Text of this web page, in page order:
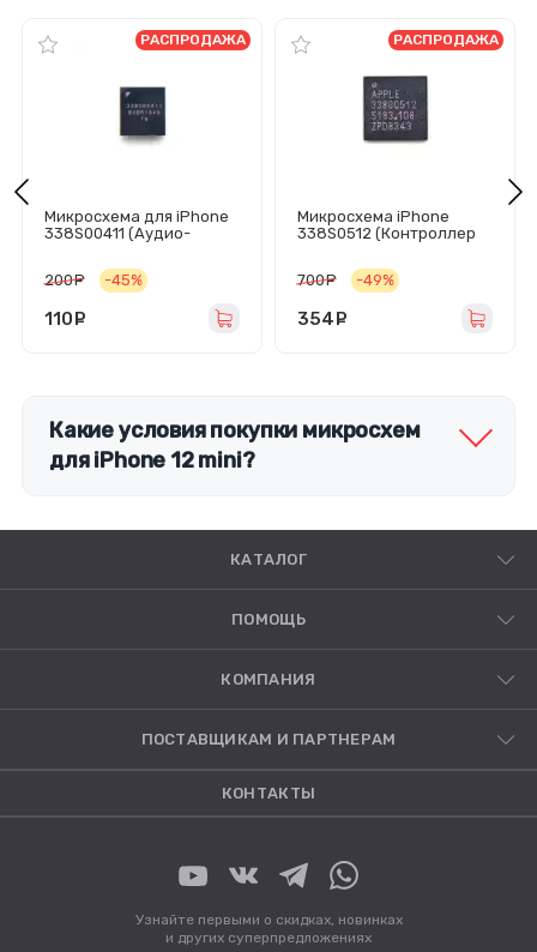
Микросхема для iPhone
338S00411 (Аудио-
РАСПРОДАЖА
200 руб.
-45%
110
Микросхема iPhone
338S0512 (Контроллер
РАСПРОДАЖА
700 руб.
-49%
354
Какие условия покупки микросхем
для iPhone 12 mini?
КАТАЛОГ
ПОМОЩЬ
КОМПАНИЯ
ПОСТАВЩИКАМ И ПАРТНЕРАМ
КОНТАКТЫ
Узнайте первыми о скидках, новинках
и других суперпредложениях